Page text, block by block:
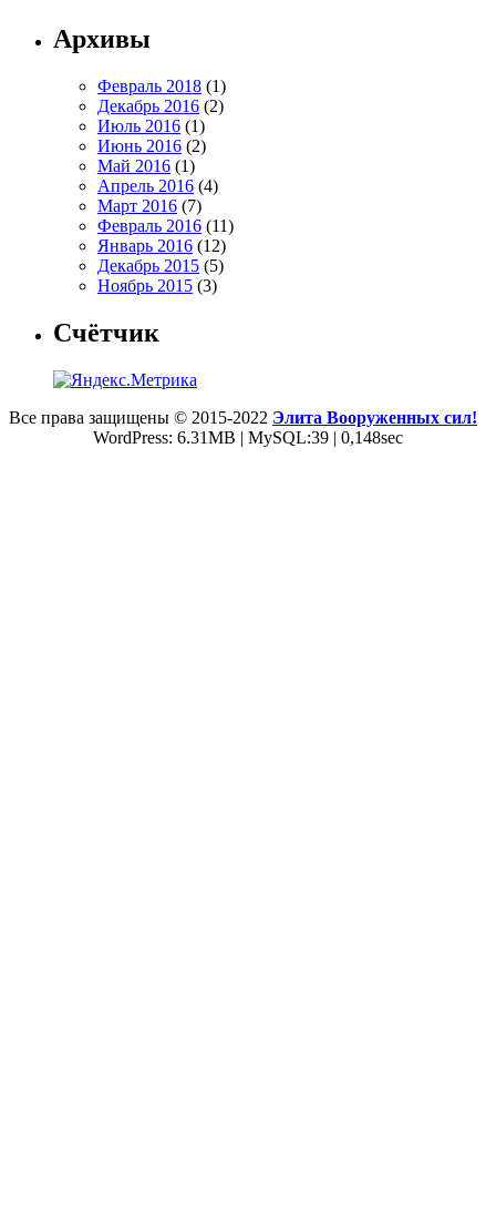
Архивы
Февраль 2018 (1)
Декабрь 2016 (2)
Июль 2016 (1)
Июнь 2016 (2)
Май 2016 (1)
Апрель 2016 (4)
Март 2016 (7)
Февраль 2016 (11)
Январь 2016 (12)
Декабрь 2015 (5)
Ноябрь 2015 (3)
Счётчик
Все права защищены © 2015-2022 Элита Вооруженных сил!
WordPress: 6.31MB | MySQL:39 | 0,148sec